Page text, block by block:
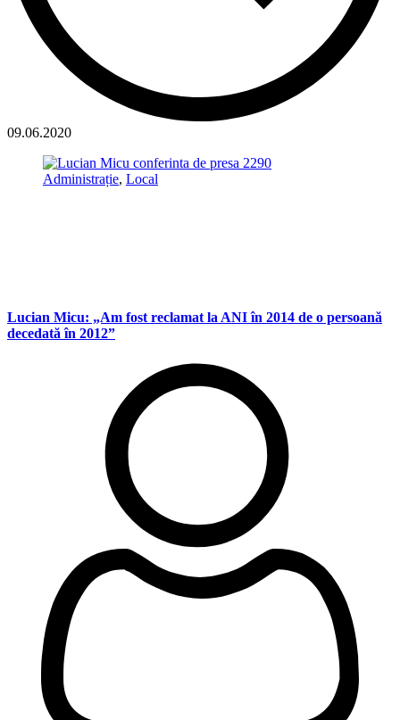
09.06.2020
Administrație, Local
Lucian Micu: „Am fost reclamat la ANI în 2014 de o persoană
decedată în 2012”